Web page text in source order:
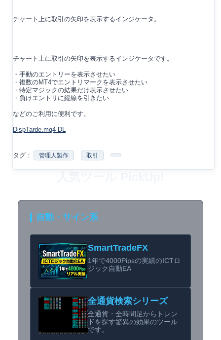
チャート上に取引の矢印を表示するインジケータ。
チャート上に取引の矢印を表示するインジケータです。
・手動のエントリーを表示させたい
・複数のMT4でエントリマークを表示させたい
・特定マジックの結果だけ表示させたい
・負けエントリに縦線を引きたい
などのご利用に便利です。
DispTarde.mq4 DL
タグ： 管理人製作 取引
自動・サイン系
SmartTradeFX
1年で4000Pipsの実績のICTロ
ジック自動EA
全通貨検索シリーズ
全通貨・全時間足からトレン
ドを探す驚異の効果のツール
です。